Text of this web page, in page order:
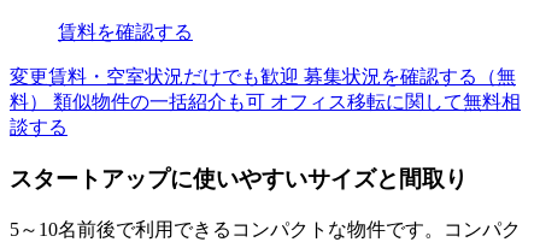
賃料を確認する
変更賃料・空室状況だけでも歓迎 募集状況を確認する（無
料）
類似物件の一括紹介も可 オフィス移転に関して無料相
談する
スタートアップに使いやすいサイズと間取り
5～10名前後で利用できるコンパクトな物件です。コンパク